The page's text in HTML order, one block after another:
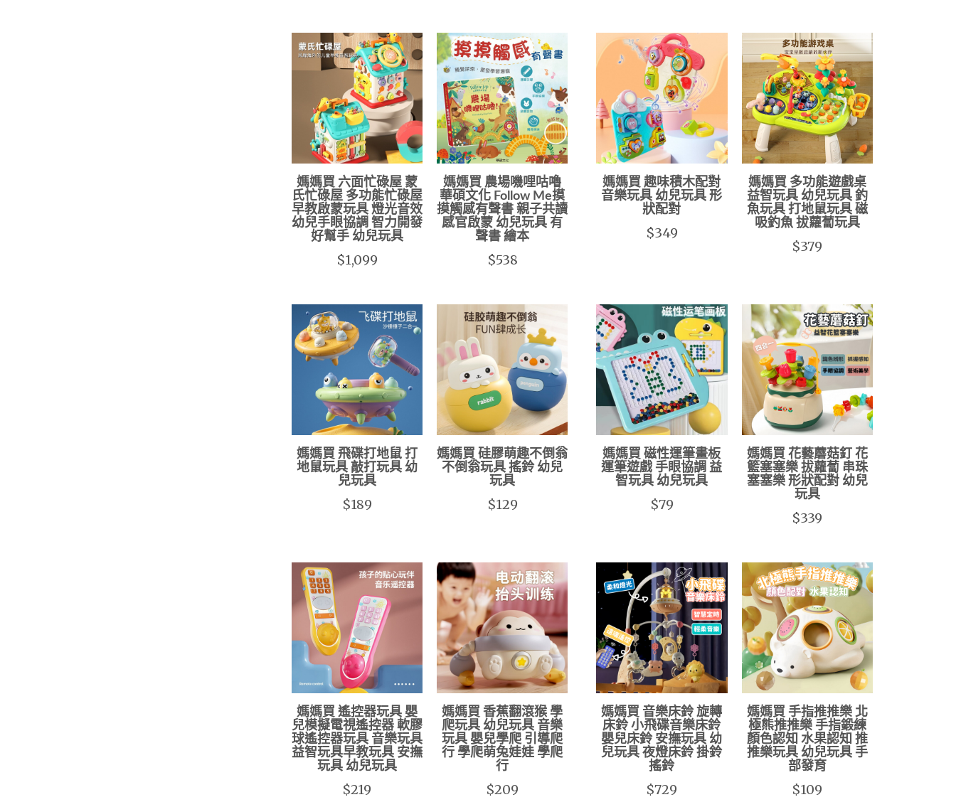
媽媽買 六面忙碌屋 蒙
氏忙碌屋 多功能忙碌屋
早教啟蒙玩具 燈光音效
幼兒手眼協調 智力開發
好幫手 幼兒玩具
$1,099
媽媽買 農場嘰哩咕嚕
華碩文化 Follow Me摸
摸觸感有聲書 親子共讀
感官啟蒙 幼兒玩具 有
聲書 繪本
$538
媽媽買 趣味積木配對
音樂玩具 幼兒玩具 形
狀配對
$349
媽媽買 多功能遊戲桌
益智玩具 幼兒玩具 釣
魚玩具 打地鼠玩具 磁
吸釣魚 拔蘿蔔玩具
$379
媽媽買 飛碟打地鼠 打
地鼠玩具 敲打玩具 幼
兒玩具
$189
媽媽買 硅膠萌趣不倒翁
不倒翁玩具 搖鈴 幼兒
玩具
$129
媽媽買 磁性運筆畫板
運筆遊戲 手眼協調 益
智玩具 幼兒玩具
$79
媽媽買 花藝蘑菇釘 花
籃塞塞樂 拔蘿蔔 串珠
塞塞樂 形狀配對 幼兒
玩具
$339
媽媽買 遙控器玩具 嬰
兒模擬電視遙控器 軟膠
球遙控器玩具 音樂玩具
益智玩具早教玩具 安撫
玩具 幼兒玩具
$219
媽媽買 香蕉翻滾猴 學
爬玩具 幼兒玩具 音樂
玩具 嬰兒學爬 引導爬
行 學爬萌兔娃娃 學爬
行
$209
媽媽買 音樂床鈴 旋轉
床鈴 小飛碟音樂床鈴
嬰兒床鈴 安撫玩具 幼
兒玩具 夜燈床鈴 掛鈴
搖鈴
$729
媽媽買 手指推推樂 北
極熊推推樂 手指鍛練
顏色認知 水果認知 推
推樂玩具 幼兒玩具 手
部發育
$109